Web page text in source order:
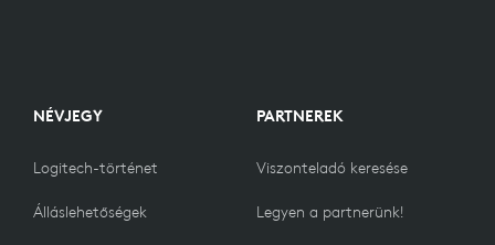
NÉVJEGY
Logitech-történet
Álláslehetőségek
PARTNEREK
Viszonteladó keresése
Legyen a partnerünk!